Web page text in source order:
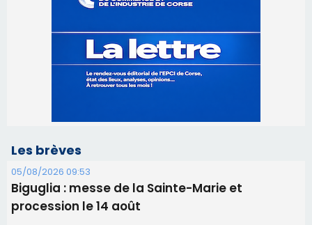
05/08/2026 09:53
Biguglia : messe de la Sainte-Marie et
procession le 14 août
Tennis - Début ce week-end du tournoi du
31/07/2026 08:22
82ème anniversaire de la disparition du
Commandant Antoine de Saint Exupery